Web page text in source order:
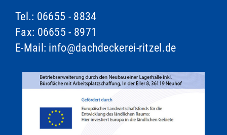
Tel.: 06655 - 8834
Fax: 06655 - 8971
E-Mail: info@dachdeckerei-ritzel.de